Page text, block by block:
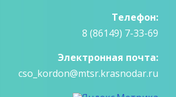
Телефон:
8 (86149) 7-33-69
Электронная почта:
cso_kordon@mtsr.krasnodar.ru